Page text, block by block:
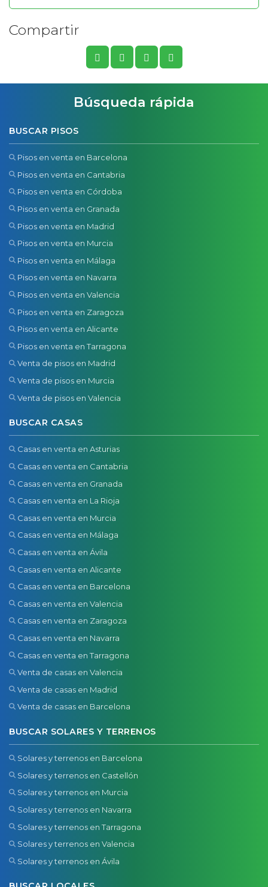
Compartir
Búsqueda rápida
BUSCAR PISOS
Pisos en venta en Barcelona
Pisos en venta en Cantabria
Pisos en venta en Córdoba
Pisos en venta en Granada
Pisos en venta en Madrid
Pisos en venta en Murcia
Pisos en venta en Málaga
Pisos en venta en Navarra
Pisos en venta en Valencia
Pisos en venta en Zaragoza
Pisos en venta en Alicante
Pisos en venta en Tarragona
Venta de pisos en Madrid
Venta de pisos en Murcia
Venta de pisos en Valencia
BUSCAR CASAS
Casas en venta en Asturias
Casas en venta en Cantabria
Casas en venta en Granada
Casas en venta en La Rioja
Casas en venta en Murcia
Casas en venta en Málaga
Casas en venta en Ávila
Casas en venta en Alicante
Casas en venta en Barcelona
Casas en venta en Valencia
Casas en venta en Zaragoza
Casas en venta en Navarra
Casas en venta en Tarragona
Venta de casas en Valencia
Venta de casas en Madrid
Venta de casas en Barcelona
BUSCAR SOLARES Y TERRENOS
Solares y terrenos en Barcelona
Solares y terrenos en Castellón
Solares y terrenos en Murcia
Solares y terrenos en Navarra
Solares y terrenos en Tarragona
Solares y terrenos en Valencia
Solares y terrenos en Ávila